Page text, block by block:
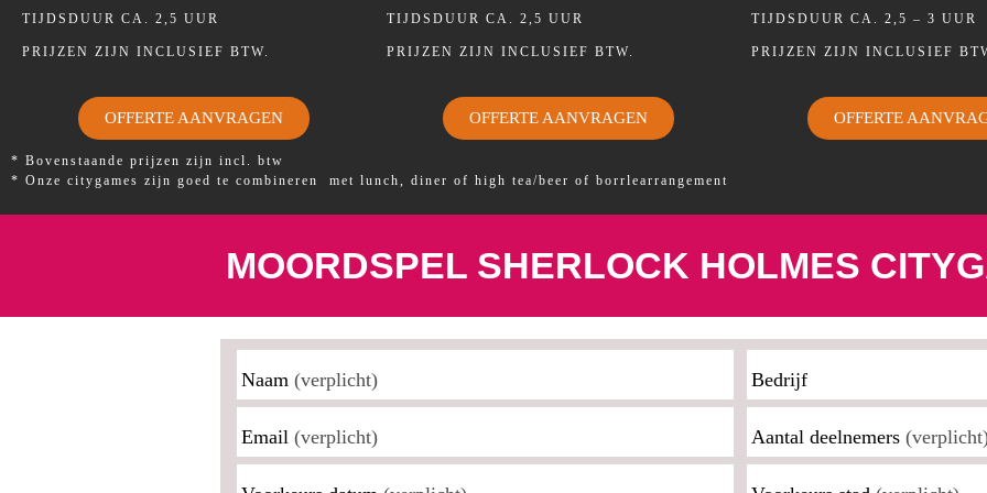
TIJDSDUUR CA. 2,5 UUR
PRIJZEN ZIJN INCLUSIEF BTW.
OFFERTE AANVRAGEN
TIJDSDUUR CA. 2,5 UUR
PRIJZEN ZIJN INCLUSIEF BTW.
OFFERTE AANVRAGEN
TIJDSDUUR CA. 2,5 – 3 UUR
PRIJZEN ZIJN INCLUSIEF
OFFERTE
* Bovenstaande prijzen zijn incl. btw
* Onze citygames zijn goed te combineren met lunch, diner of high tea/beer of borrlearrangement
MOORDSPEL SHERLOCK HOLMES
Naam (verplicht) Bedrijf
Email (verplicht) Aantal deelnemers